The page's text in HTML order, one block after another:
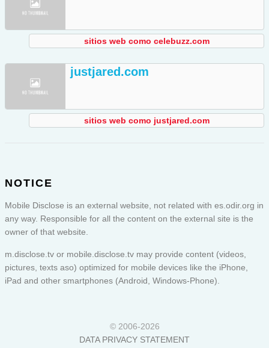
sitios web como celebuzz.com
justjared.com
sitios web como justjared.com
NOTICE
Mobile Disclose is an external website, not related with es.odir.org in
any way. Responsible for all the content on the external site is the
owner of that website.
m.disclose.tv or mobile.disclose.tv may provide content (videos,
pictures, texts aso) optimized for mobile devices like the iPhone,
iPad and other smartphones (Android, Windows-Phone).
© 2006-2026
DATA PRIVACY STATEMENT